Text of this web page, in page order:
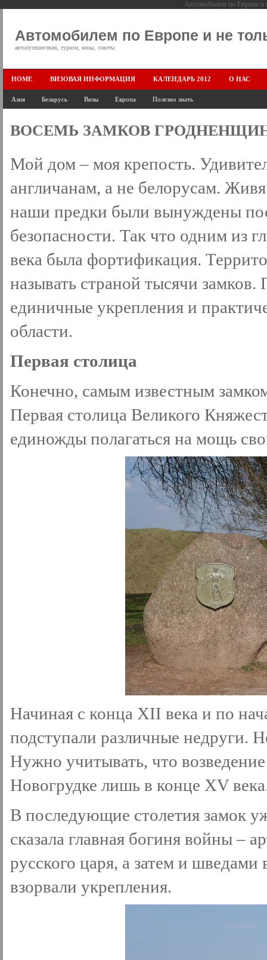
Автомобилем по Европе и
Автомобилем по Европе и не
автопутешествия, туризм, визы, советы
HOME ВИЗОВАЯ ИНФОРМАЦИЯ КАЛЕНДАРЬ 2012 О НАС
Азия Беларусь Визы Европа Полезно знать
ВОСЕМЬ ЗАМКОВ
Мой дом – моя крепость.
англичанам, а не белорусам.
наши предки были вынуждены
безопасности. Так что одним из
века была фортификация.
называть страной тысячи
единичные укрепления и
области.
Первая столица
Конечно, самым известным
Первая столица Великого
единожды полагаться на мощь
Начиная с конца XII века и по
подступали различные недруги.
Нужно учитывать, что
Новогрудке лишь в конце XV
В последующие столетия замок
сказала главная богиня войны –
русского царя, а затем и
взорвали укрепления.